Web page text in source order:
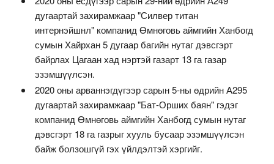
дугаартай захирамжаар "Силвер титан
интернэйшнл" компанид Өмнөговь аймгийн Ханбогд
сумын Хайрхан 5 дугаар багийн нутаг дэвсгэрт
байрлах Цагаан хад нэртэй газарт 13 га газар
эзэмшүүлсэн.
2020 оны арваннэгдүгээр сарын 5-ны өдрийн А295
дугаартай захирамжаар "Бат-Орших баян" гэдэг
компанид Өмнөговь аймгийн Ханбогд сумын нутаг
дэвсгэрт 18 га газрыг хууль бусаар эзэмшүүлсэн
байж болзошгүй гэх үйлдэлтэй хэргийг.